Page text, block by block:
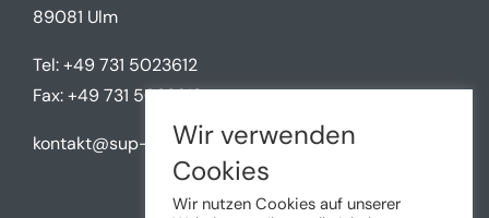
89081 Ulm
Tel: +49 731 5023612
Fax: +49 731 5023612
kontakt@sup-ulm.deWir verwenden
Cookies
Wir nutzen Cookies auf unserer